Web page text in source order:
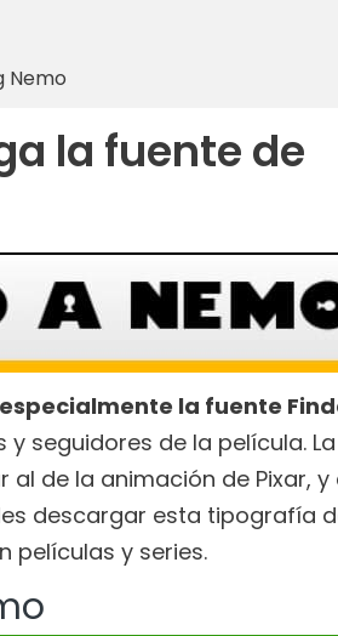
Nemo
la fuente de
la fuente
seguidores de la película.
de la animación de Pixar, y
descargar esta tipografía
películas y series.